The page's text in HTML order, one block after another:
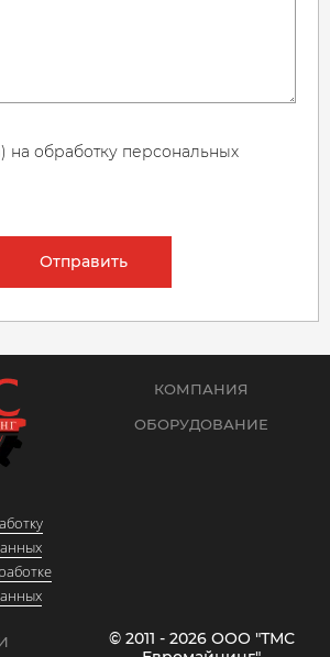
на обработку персональных
Отправить
КОМПАНИЯ
ОБОРУДОВАНИЕ
© 2011 - 2026 ООО "ТМС